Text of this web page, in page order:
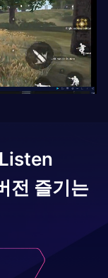
Listen
전 즐기는